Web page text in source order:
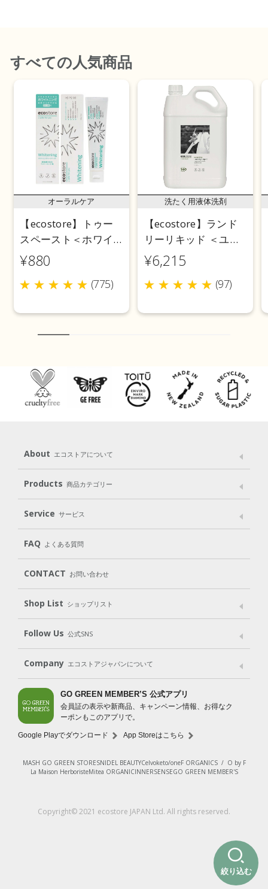
絞り込む
すべての人気商品
オーラルケア
【ecostore】トゥー
スペースト＜ホワイ
トニング＞ 100g
¥880
(775)
洗たく用液体洗剤
【ecostore】ランド
リーリキッド ＜ユー
カリ＞ 5L
¥6,215
(97)
About エコストアについて
メッセージ ブランドストーリー
パッケージへのこだわり
動物実験をしない
Products 商品カテゴリー
Laundry
Cleaning Baby Kids
Body（ボディ） Hair（ヘア） Oral care（オーラルケア）
Goods （グッズ）
Gift set
Service サービス
FAQ よくある質問
CONTACT お問い合わせ
Shop List ショップリスト
Shop List
Follow Us 公式SNS
LINE＠ Instagram Facebook
Company エコストアジャパンについて
会社案内 ご利用規約
プライバシーポリシー
特定商取引法に基づく表示
免責事項
法人会員サービス
New Zealand Site
GO GREEN MEMBER’S 公式アプリ
会員証の表示や新商品、キャンペーン情報、お得なク
ーポンもこのアプリで。
Google Playでダウンロード App Storeはこちら
MASH GO GREEN STORESNIDEL BEAUTYCelvoketo/oneF ORGANICS/ O by F
La Maison HerboristeMitea ORGANICINNERSENSEGO GREEN MEMBER'S
Copyright© 2021 ecostore JAPAN Ltd. All rights reserved.